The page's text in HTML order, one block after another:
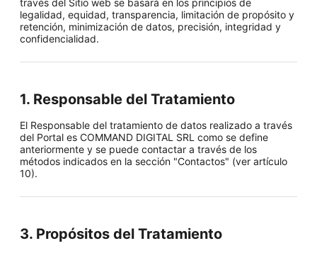
través del Sitio web se basará en los principios de
legalidad, equidad, transparencia, limitación de propósito y
retención, minimización de datos, precisión, integridad y
confidencialidad.
1. Responsable del Tratamiento
El Responsable del tratamiento de datos realizado a través
del Portal es COMMAND DIGITAL SRL como se define
anteriormente y se puede contactar a través de los
métodos indicados en la sección "Contactos" (ver artículo
10).
3. Propósitos del Tratamiento